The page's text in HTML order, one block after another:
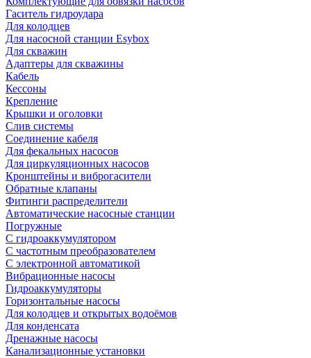
Гаситель гидроудара
Для колодцев
Для насосной станции Esybox
Для скважин
Адаптеры для скважины
Кабель
Кессоны
Крепление
Крышки и оголовки
Слив системы
Соединение кабеля
Для фекальных насосов
Для циркуляционных насосов
Кронштейны и виброгасители
Обратные клапаны
Фитинги распределители
Автоматические насосные станции
Погружные
С гидроаккумулятором
С частотным преобразователем
С электронной автоматикой
Вибрационные насосы
Гидроаккумуляторы
Горизонтальные насосы
Для колодцев и открытых водоёмов
Для конденсата
Дренажные насосы
Канализационные установки